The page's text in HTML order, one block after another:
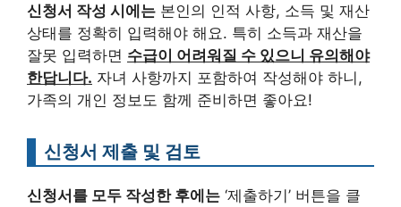
신청서 작성 시에는 본인의 인적 사항, 소득 및 재산
상태를 정확히 입력해야 해요. 특히 소득과 재산을
잘못 입력하면 수급이 어려워질 수 있으니 유의해야
한답니다. 자녀 사항까지 포함하여 작성해야 하니,
가족의 개인 정보도 함께 준비하면 좋아요!
신청서 제출 및 검토
신청서를 모두 작성한 후에는 ‘제출하기’ 버튼을 클